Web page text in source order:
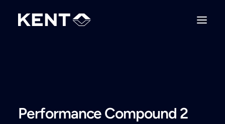
Performance Compound 2